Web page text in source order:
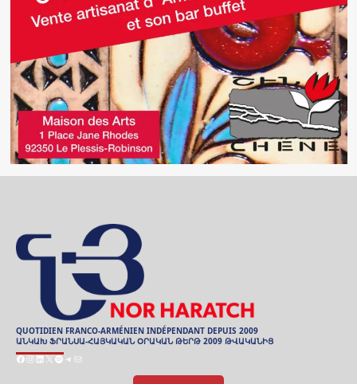
QUOTIDIEN FRANCO-ARMÉNIEN INDÉPENDANT DEPUIS 2009
ԱՆԿԱԽ ՖՐԱՆՍԱ-ՀԱՅԿԱԿԱՆ ՕՐԱԿԱՆ ԹԵՐԹ 2009 ԹՎԱԿԱՆԻՑ
Facebook
Instagram
LinkedIn
X SpotifyTelegram
Mail